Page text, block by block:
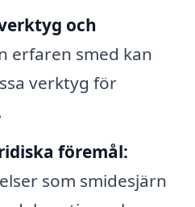
och
erfaren smed kan
verktyg för
föremål:
som smidesjärn